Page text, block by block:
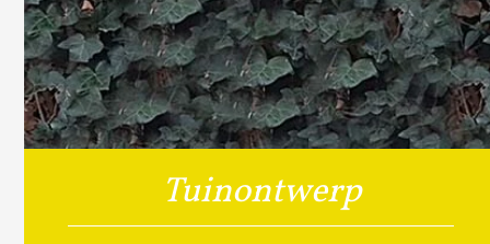
Tuinontwerp